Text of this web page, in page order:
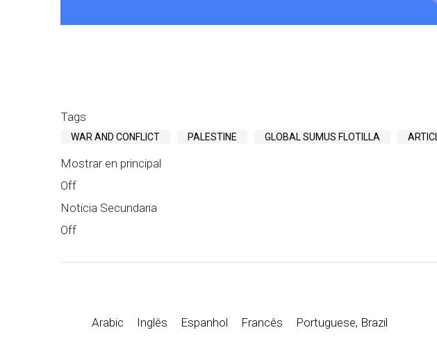
Tags
WAR AND CONFLICT PALESTINE GLOBAL SUMUS FLOTILLA
Mostrar en principal
Off
Noticia Secundaria
Off
Arabic Inglês Espanhol Francês Portuguese, Brazil